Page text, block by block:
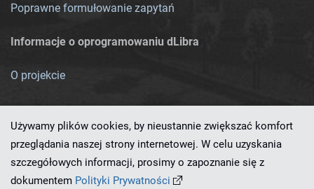
Poprawne formułowanie zapytań
Informacje o oprogramowaniu dLibra
O projekcie
Ten serwis działa dzięki oprogramowaniu
Używamy plików cookies, by nieustannie zwiększać komfort
przeglądania naszej strony internetowej. W celu uzyskania
szczegółowych informacji, prosimy o zapoznanie się z
dokumentem Polityki Prywatności